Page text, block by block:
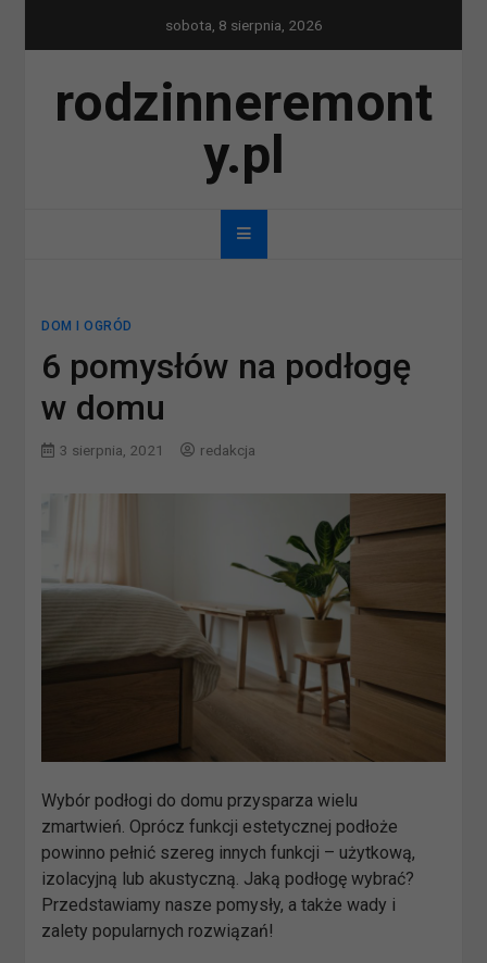
sobota, 8 sierpnia, 2026
rodzinneremont
y.pl
DOM I OGRÓD
6 pomysłów na podłogę
w domu
3 sierpnia, 2021 redakcja
Wybór podłogi do domu przysparza wielu
zmartwień. Oprócz funkcji estetycznej podłoże
powinno pełnić szereg innych funkcji – użytkową,
izolacyjną lub akustyczną. Jaką podłogę wybrać?
Przedstawiamy nasze pomysły, a także wady i
zalety popularnych rozwiązań!